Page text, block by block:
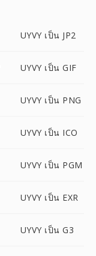
UYVY เป็น JP2
UYVY เป็น GIF
UYVY เป็น PNG
UYVY เป็น ICO
UYVY เป็น PGM
UYVY เป็น EXR
UYVY เป็น G3